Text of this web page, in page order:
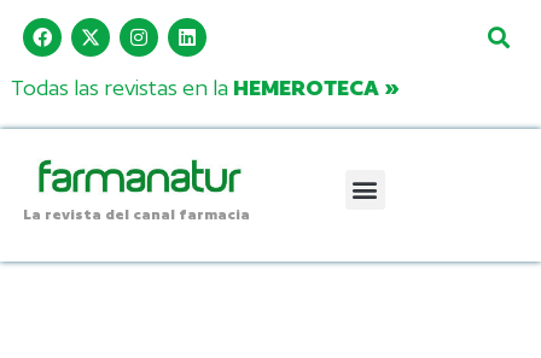
Todas las revistas en la HEMEROTECA »
La revista del canal farmacia